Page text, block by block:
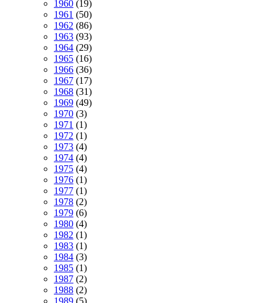
1960 (19)
1961 (50)
1962 (86)
1963 (93)
1964 (29)
1965 (16)
1966 (36)
1967 (17)
1968 (31)
1969 (49)
1970 (3)
1971 (1)
1972 (1)
1973 (4)
1974 (4)
1975 (4)
1976 (1)
1977 (1)
1978 (2)
1979 (6)
1980 (4)
1982 (1)
1983 (1)
1984 (3)
1985 (1)
1987 (2)
1988 (2)